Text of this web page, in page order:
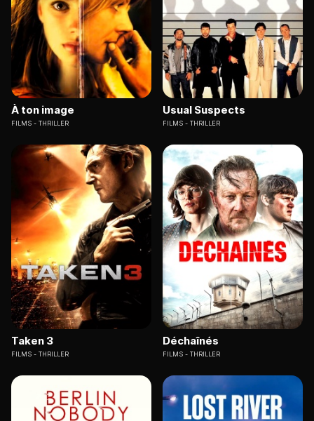
À ton image
FILMS THRILLER
Usual Suspects
FILMS THRILLER
Taken 3
FILMS THRILLER
Déchaînés
FILMS THRILLER